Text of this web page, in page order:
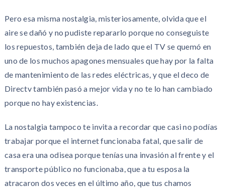
Pero esa misma nostalgia, misteriosamente, olvida que el
aire se dañó y no pudiste repararlo porque no conseguiste
los repuestos, también deja de lado que el TV se quemó en
uno de los muchos apagones mensuales que hay por la falta
de mantenimiento de las redes eléctricas, y que el deco de
Directv también pasó a mejor vida y no te lo han cambiado
porque no hay existencias.
La nostalgia tampoco te invita a recordar que casi no podías
trabajar porque el internet funcionaba fatal, que salir de
casa era una odisea porque tenías una invasión al frente y el
transporte público no funcionaba, que a tu esposa la
atracaron dos veces en el último año, que tus chamos